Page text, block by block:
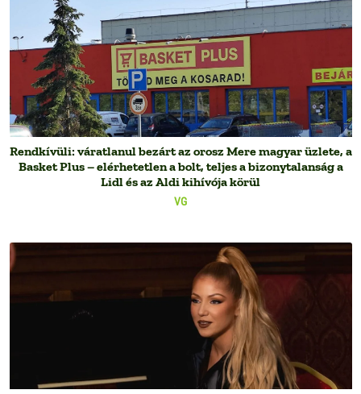
VG
Rendkívüli: váratlanul bezárt az orosz Mere magyar üzlete, a
Basket Plus – elérhetetlen a bolt, teljes a bizonytalanság a
Lidl és az Aldi kihívója körül